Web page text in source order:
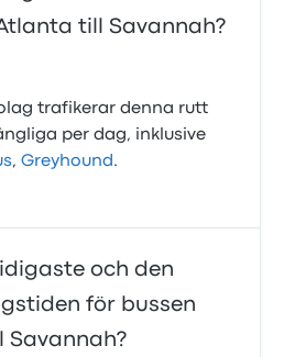
till Savannah?
trafikerar denna rutt
per dag, inklusive
,Greyhound .
och den
för bussen